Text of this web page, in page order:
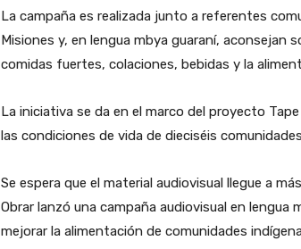
La campaña es realizada junto a referentes
Misiones y, en lengua mbya guaraní, aconsejan
comidas fuertes, colaciones, bebidas y la
La iniciativa se da en el marco del proyecto
las condiciones de vida de dieciséis
Se espera que el material audiovisual llegue a
Obrar lanzó una campaña audiovisual en lengua
mejorar la alimentación de comunidades